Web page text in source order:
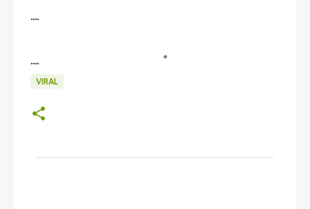
....
....
VIRAL